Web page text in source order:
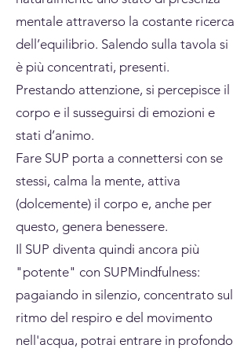
mentale attraverso la costante ricerca
dell’equilibrio. Salendo sulla tavola si
è più concentrati, presenti.
Prestando attenzione, si percepisce il
corpo e il susseguirsi di emozioni e
stati d’animo.
Fare SUP porta a connettersi con se
stessi, calma la mente, attiva
(dolcemente) il corpo e, anche per
questo, genera benessere.
Il SUP diventa quindi ancora più
"potente" con SUPMindfulness:
pagaiando in silenzio, concentrato sul
ritmo del respiro e del movimento
nell'acqua, potrai entrare in profondo